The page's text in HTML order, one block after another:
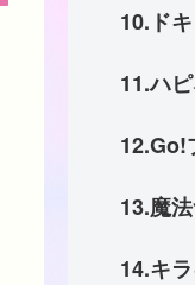
10.ド
11.ハ
12.Go!
13.魔
14.キ